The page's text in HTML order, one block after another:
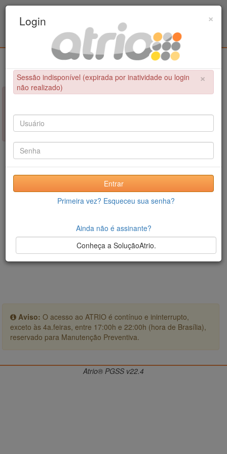
Educação Física / UPE - UFPB
×
NÃO FOI POSSÍVEL CONCLUIR A OPERAÇÃO
Sessão indisponível (expirada por inatividade ou login não
realizado)
Aviso: O acesso ao ATRIO é contínuo e ininterrupto,
exceto às 4a.feiras, entre 17:00h e 22:00h (hora de Brasília),
reservado para Manutenção Preventiva.
×
Login
×
Sessão indisponível (expirada por inatividade ou login
não realizado)
Entrar
Primeira vez? Esqueceu sua senha?
Ainda não é assinante?
Conheça a SoluçãoAtrio.
Atrio® PGSS v22.4